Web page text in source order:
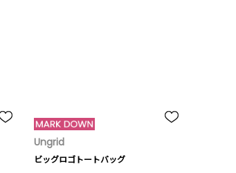
Ungrid
ビッグロゴトートバッグ